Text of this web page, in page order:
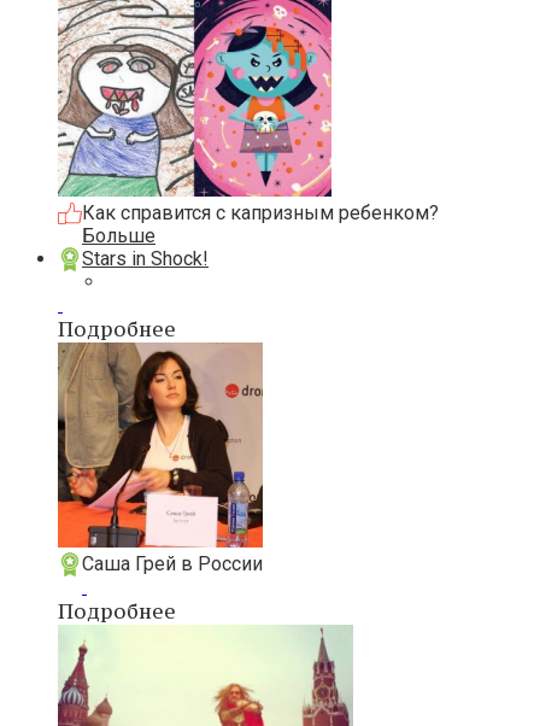
Как справится с капризным ребенком?
Больше
Stars in Shock!
Подробнее
Саша Грей в России
Подробнее